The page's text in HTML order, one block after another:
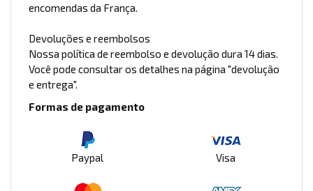
encomendas da França.
Devoluções e reembolsos
Nossa política de reembolso e devolução dura 14 dias.
Você pode consultar os detalhes na página "devolução
e entrega".
Formas de pagamento
Paypal Visa